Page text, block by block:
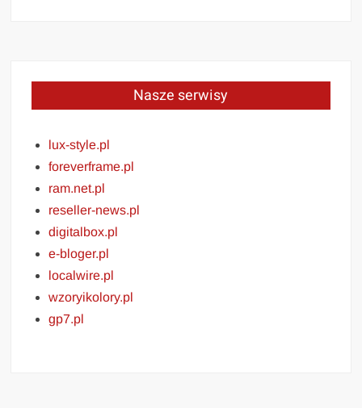
Nasze serwisy
lux-style.pl
foreverframe.pl
ram.net.pl
reseller-news.pl
digitalbox.pl
e-bloger.pl
localwire.pl
wzoryikolory.pl
gp7.pl